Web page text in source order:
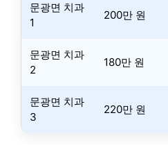
문광면 치과
1
200만 원
문광면 치과
2
180만 원
문광면 치과
3
220만 원